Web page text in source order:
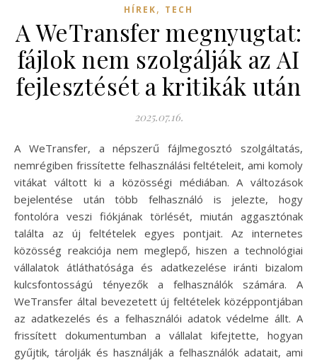
HÍREK, TECH
A WeTransfer megnyugtat:
fájlok nem szolgálják az AI
fejlesztését a kritikák után
2025.07.16.
A WeTransfer, a népszerű fájlmegosztó szolgáltatás,
nemrégiben frissítette felhasználási feltételeit, ami komoly
vitákat váltott ki a közösségi médiában. A változások
bejelentése után több felhasználó is jelezte, hogy
fontolóra veszi fiókjának törlését, miután aggasztónak
találta az új feltételek egyes pontjait. Az internetes
közösség reakciója nem meglepő, hiszen a technológiai
vállalatok átláthatósága és adatkezelése iránti bizalom
kulcsfontosságú tényezők a felhasználók számára. A
WeTransfer által bevezetett új feltételek középpontjában
az adatkezelés és a felhasználói adatok védelme állt. A
frissített dokumentumban a vállalat kifejtette, hogyan
gyűjtik, tárolják és használják a felhasználók adatait, ami